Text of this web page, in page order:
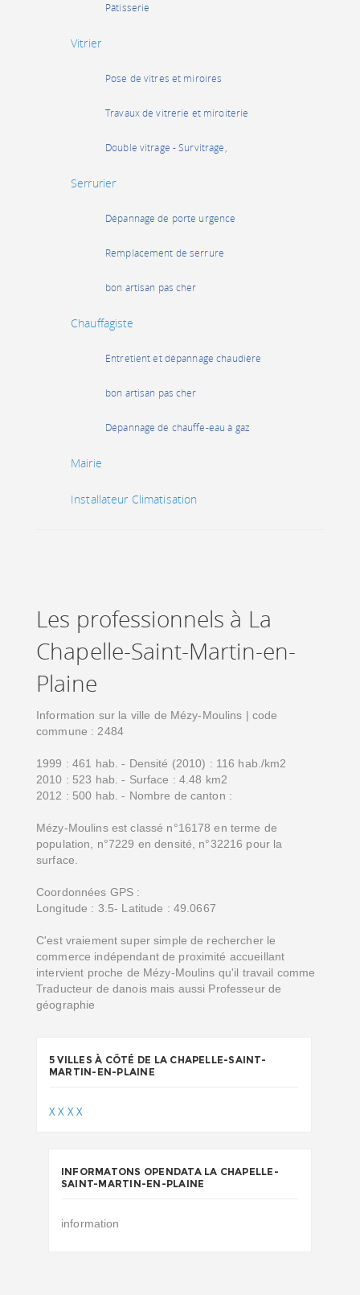
Pâtisserie
Vitrier
Pose de vitres et miroires
Travaux de vitrerie et miroiterie
Double vitrage - Survitrage,
Serrurier
Dépannage de porte urgence
Remplacement de serrure
bon artisan pas cher
Chauffagiste
Entretient et dépannage chaudière
bon artisan pas cher
Dépannage de chauffe-eau à gaz
Mairie
Installateur Climatisation
Les professionnels à La
Chapelle-Saint-Martin-en-
Plaine
Information sur la ville de Mézy-Moulins | code
commune : 2484
1999 : 461 hab. - Densité (2010) : 116 hab./km2
2010 : 523 hab. - Surface : 4.48 km2
2012 : 500 hab. - Nombre de canton :
Mézy-Moulins est classé n°16178 en terme de
population, n°7229 en densité, n°32216 pour la
surface.
Coordonnées GPS :
Longitude : 3.5- Latitude : 49.0667
C'est vraiement super simple de rechercher le
commerce indépendant de proximité accueillant
intervient proche de Mézy-Moulins qu'il travail comme
Traducteur de danois mais aussi Professeur de
géographie
5 VILLES À CÔTÉ DE LA CHAPELLE-SAINT-
MARTIN-EN-PLAINE
XX XX
INFORMATONS OPENDATA LA CHAPELLE-
SAINT-MARTIN-EN-PLAINE
information